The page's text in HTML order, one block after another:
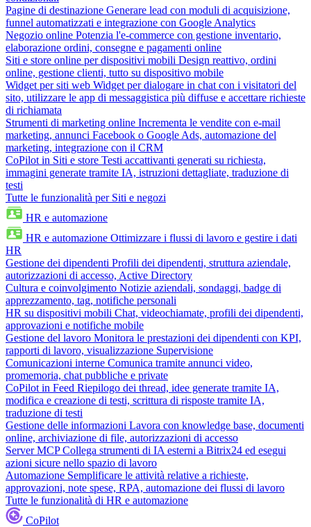
Pagine di destinazione Generare lead con moduli di acquisizione,
funnel automatizzati e integrazione con Google Analytics
Negozio online Potenzia l'e-commerce con gestione inventario,
elaborazione ordini, consegne e pagamenti online
Siti e store online per dispositivi mobili Design reattivo, ordini
online, gestione clienti, tutto su dispositivo mobile
Widget per siti web Widget per dialogare in chat con i visitatori del
sito, utilizzare le app di messaggistica più diffuse e accettare richieste
di richiamata
Strumenti di marketing online Incrementa le vendite con e-mail
marketing, annunci Facebook o Google Ads, automazione del
marketing, integrazione con il CRM
CoPilot in Siti e store Testi accattivanti generati su richiesta,
immagini generate tramite IA, istruzioni dettagliate, traduzione di
testi
Tutte le funzionalità per Siti e negozi
HR e automazione
HR e automazione Ottimizzare i flussi di lavoro e gestire i dati
HR
Gestione dei dipendenti Profili dei dipendenti, struttura aziendale,
autorizzazioni di accesso, Active Directory
Cultura e coinvolgimento Notizie aziendali, sondaggi, badge di
apprezzamento, tag, notifiche personali
HR su dispositivi mobili Chat, videochiamate, profili dei dipendenti,
approvazioni e notifiche mobile
Gestione del lavoro Monitora le prestazioni dei dipendenti con KPI,
rapporti di lavoro, visualizzazione Supervisione
Comunicazioni interne Comunica tramite annunci video,
promemoria, chat pubbliche e private
CoPilot in Feed Riepilogo dei thread, idee generate tramite IA,
modifica e creazione di testi, scrittura di risposte tramite IA,
traduzione di testi
Gestione delle informazioni Lavora con knowledge base, documenti
online, archiviazione di file, autorizzazioni di accesso
Server MCP Collega strumenti di IA esterni a Bitrix24 ed esegui
azioni sicure nello spazio di lavoro
Automazione Semplificare le attività relative a richieste,
approvazioni, note spese, RPA, automazione dei flussi di lavoro
Tutte le funzionalità di HR e automazione
CoPilot